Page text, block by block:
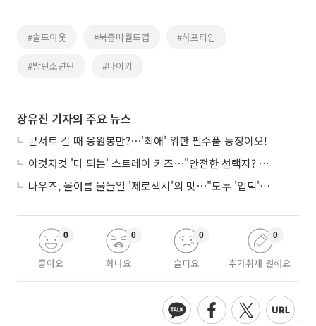
#솔드아웃 #북중미월드컵 #하프타임
#방탄소년단 #나이키
장유진 기자의 주요 뉴스
콘서트 갈 때 응원봉만?⋯'최애' 위한 필수품 등장이오!
이것저것 '다 되는' 스트레이 키즈⋯"안전한 선택지? 도전이 재밌죠"
나우즈, 올여름 물들일 '제로섹시'의 맛⋯"모두 '입덕'시킬 것"
좋아요
0
화나요
0
슬퍼요
0
추가취재 원해요
0